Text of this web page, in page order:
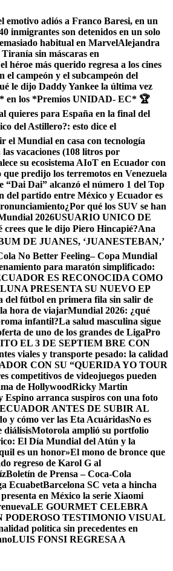
emotivo adiós a Franco Baresi, en un
inmigrantes son detenidos en un solo
habitual en Marvel​Alejandra
sin máscaras en
héroe más querido regresa a los cines
el campeón y el subcampeón del
le dijo Daddy Yankee la última vez
en los *Premios UNIDAD- EC* 🏆
quieres para España en la final del
del Astillero?: esto dice el
el Mundial en casa con tecnología
vacaciones (108 litros por
su ecosistema AIoT en Ecuador con
predijo los terremotos en Venezuela
“Dai Dai” alcanzó el número 1 del Top
del partido entre México y Ecuador es
¿Por qué los SUV se han
2026USUARIO UNICO DE
crees que le dijo Piero Hincapié?Ana
DE JUANES, ‘JUANESTEBAN,’
No Better Feeling– Copa Mundial
para maratón simplificado:
ES RECONOCIDA COMO
PRESENTA SU NUEVO EP
del fútbol en primera fila sin salir de
la hora de viajarMundial 2026: ¿qué
infantil?La salud masculina sigue
de uno de los grandes de LigaPro
EL 3 DE SEPTIEM BRE CON
viales y transporte pesado: la calidad
CON SU “QUERIDA YO TOUR
competitivos de videojuegos pueden
de HollywoodRicky Martin
Espino arranca suspiros con una foto
ANTES DE SUBIR AL
y cómo ver las Eta AcuáridasNo es
diálisisMotorola amplió su portfolio
El Día Mundial del Atún y la
es un honor»El mono de bronce que
regreso de Karol G al
Boletín de Prensa – Coca-Cola
EcuabetBarcelona SC veta a hincha
en México la serie Xiaomi
LE GOURMET CELEBRA
PODEROSO TESTIMONIO VISUAL
política sin precedentes en
LUIS FONSI REGRESA A